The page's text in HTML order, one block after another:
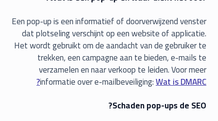
Een pop-up is een informatief of doorverwijzend venster
dat plotseling verschijnt op een website of applicatie.
Het wordt gebruikt om de aandacht van de gebruiker te
trekken, een campagne aan te bieden, e-mails te
verzamelen en naar verkoop te leiden. Voor meer
informatie over e-mailbeveiliging:Wat is DMARC?
Schaden pop-ups de SEO?